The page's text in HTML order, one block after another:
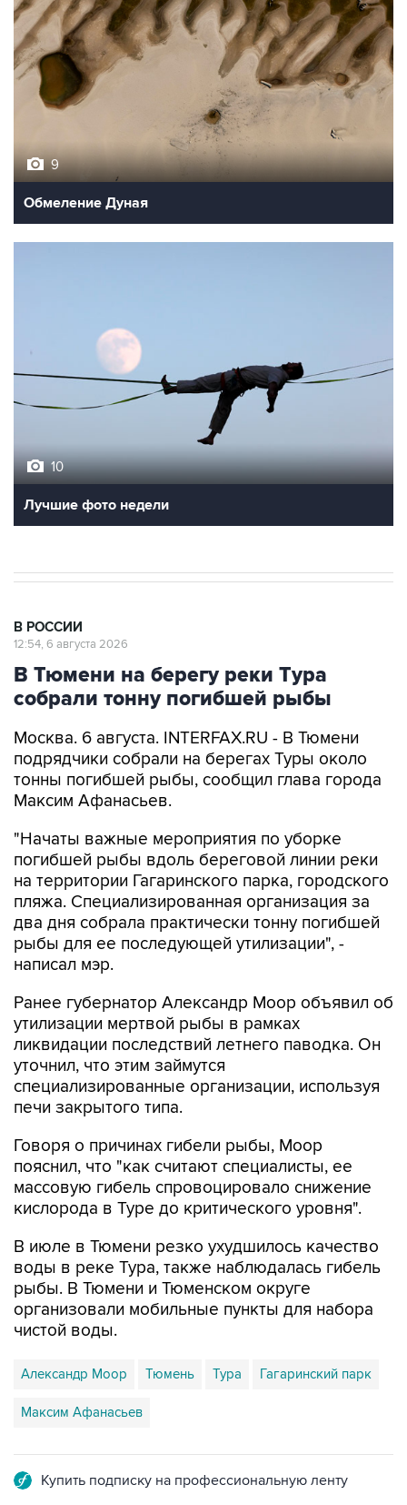
9
Обмеление Дуная
10
Лучшие фото недели
В РОССИИ
12:54, 6 августа 2026
В Тюмени на берегу реки Тура
собрали тонну погибшей рыбы
Москва. 6 августа. INTERFAX.RU - В Тюмени
подрядчики собрали на берегах Туры около
тонны погибшей рыбы, сообщил глава города
Максим Афанасьев.
"Начаты важные мероприятия по уборке
погибшей рыбы вдоль береговой линии реки
на территории Гагаринского парка, городского
пляжа. Специализированная организация за
два дня собрала практически тонну погибшей
рыбы для ее последующей утилизации", -
написал мэр.
Ранее губернатор Александр Моор объявил об
утилизации мертвой рыбы в рамках
ликвидации последствий летнего паводка. Он
уточнил, что этим займутся
специализированные организации, используя
печи закрытого типа.
Говоря о причинах гибели рыбы, Моор
пояснил, что "как считают специалисты, ее
массовую гибель спровоцировало снижение
кислорода в Туре до критического уровня".
В июле в Тюмени резко ухудшилось качество
воды в реке Тура, также наблюдалась гибель
рыбы. В Тюмени и Тюменском округе
организовали мобильные пункты для набора
чистой воды.
Александр Моор Тюмень Тура Гагаринский парк
Максим Афанасьев
Купить подписку на профессиональную ленту